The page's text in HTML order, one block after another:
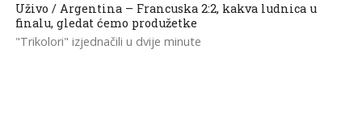
Uživo / Argentina – Francuska 2:2, kakva ludnica u
finalu, gledat ćemo produžetke
"Trikolori" izjednačili u dvije minute